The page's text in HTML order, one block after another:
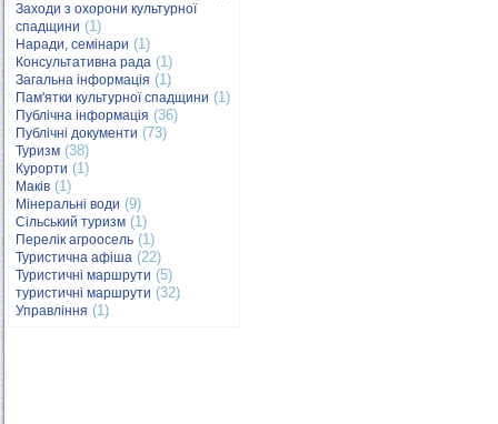
Заходи з охорони культурної
спадщини (1)
Наради, семінари (1)
Консультативна рада (1)
Загальна інформація (1)
Пам'ятки культурної спадщини (1)
Публічна інформація (36)
Публічні документи (73)
Туризм (38)
Курорти (1)
Маків (1)
Мінеральні води (9)
Сільський туризм (1)
Перелік агроосель (1)
Туристична афіша (22)
Туристичні маршрути (5)
туристичні маршрути (32)
Управління (1)